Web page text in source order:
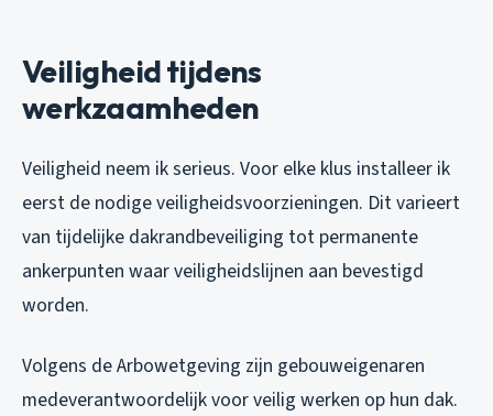
Veiligheid tijdens
werkzaamheden
Veiligheid neem ik serieus. Voor elke klus installeer ik
eerst de nodige veiligheidsvoorzieningen. Dit varieert
van tijdelijke dakrandbeveiliging tot permanente
ankerpunten waar veiligheidslijnen aan bevestigd
worden.
Volgens de Arbowetgeving zijn gebouweigenaren
medeverantwoordelijk voor veilig werken op hun dak.